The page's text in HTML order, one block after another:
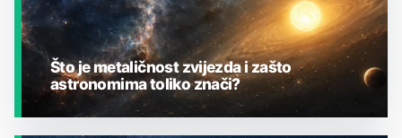
Što je metaličnost zvijezda i zašto
astronomima toliko znači?